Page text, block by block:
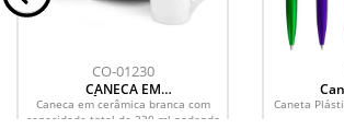
CO-01230
CANECA EM
CERÂMICA 230ML
- BRANCA
Caneca em cerâmica branca com
capacidade total de 230 ml podendo
Caneta